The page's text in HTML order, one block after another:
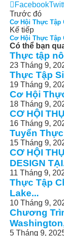
Facebook
Trước đó
Cơ Hội Thực Tập
Kế tiếp
Cơ Hội Thực Tập
Có thể bạn
Thực tập
23 Tháng 9,
Thực Tập
19 Tháng 9,
Cơ Hội
18 Tháng 9,
CƠ HỘI
16 Tháng 9,
Tuyển
15 Tháng 9,
CƠ HỘI
DESIGN
11 Tháng 9,
Thực Tập
Lake...
10 Tháng 9,
Chương
5 Tháng 9,